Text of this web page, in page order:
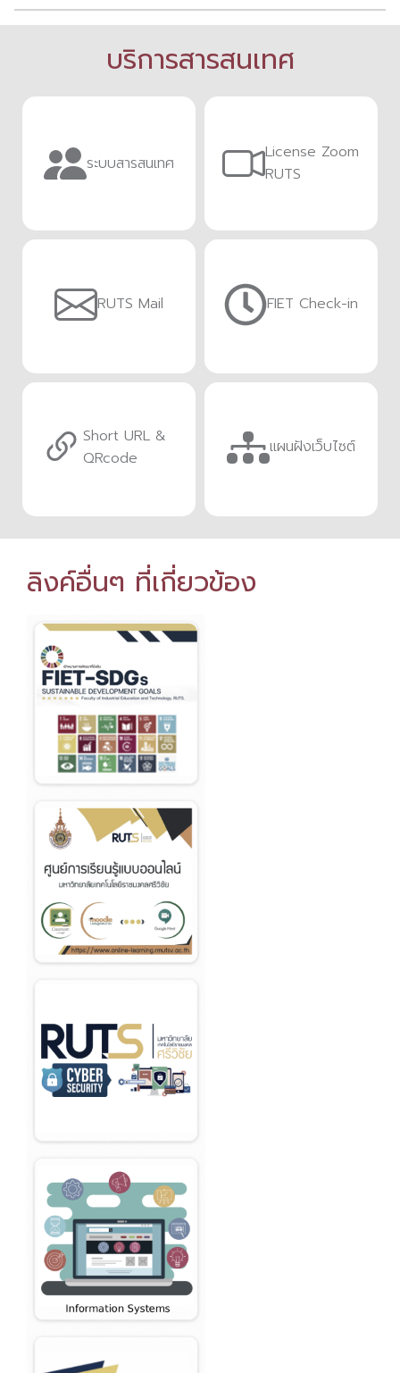
บริการสารสนเทศ
ระบบสารสนเทศ
License Zoom
RUTS
RUTS Mail FIET Check-in
Short URL &
QRcode
แผนฝังเว็บไซต์
ลิงค์อื่นๆ ที่เกี่ยวข้อง